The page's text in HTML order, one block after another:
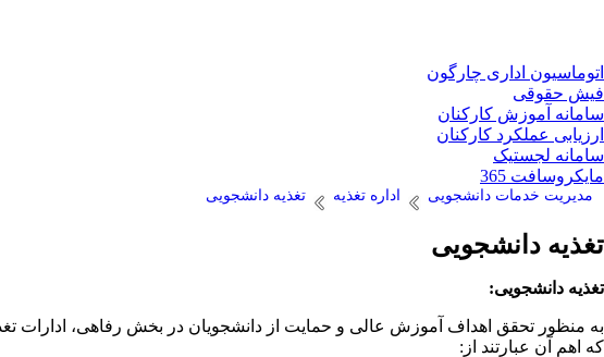
اتوماسیون اداری چارگون
فیش حقوقی
سامانه آموزش کارکنان
ارزیابی عملکرد کارکنان
سامانه لجستیک
مایکروسافت 365
مدیریت خدمات دانشجویی اداره تغذیه تغذیه دانشجویی
تغذیه دانشجویی
تغذیه دانشجویی:
به منظور تحقق اهداف آموزش عالی و حمایت از دانشجویان در بخش رفاهی، ادارات
که اهم آن عبارتند از :